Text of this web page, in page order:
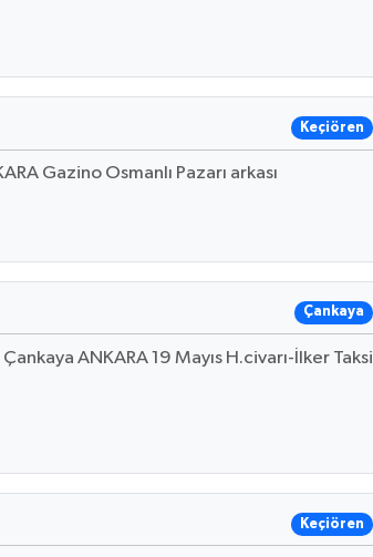
Keçiören
Gazino Osmanlı Pazarı arkası
Çankaya
ANKARA 19 Mayıs H.civarı-İlker Taksi
Keçiören